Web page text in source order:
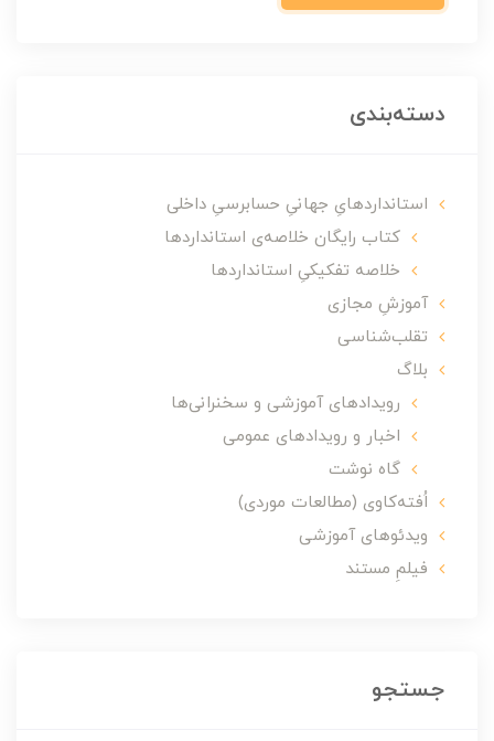
دسته‌بندی
استانداردهایِ جهانیِ حسابرسیِ داخلی
کتاب رایگان خلاصه‌ی استانداردها
خلاصه تفکیکیِ استانداردها
آموزشِ مجازی
تقلب‌شناسی
بلاگ
رویدادهای آموزشی و سخنرانی‌ها
اخبار و رویدادهای عمومی
گاه نوشت
اُفته‌کاوی (مطالعات موردی)
ویدئوهای آموزشی
فیلمِ مستند
جستجو